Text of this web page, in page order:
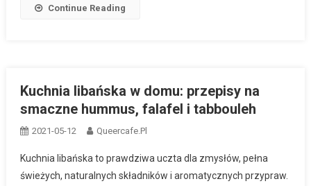
Continue Reading
Kuchnia libańska w domu: przepisy na
smaczne hummus, falafel i tabbouleh
2021-05-12 Queercafe.pl
Kuchnia libańska to prawdziwa uczta dla zmysłów, pełna
świeżych, naturalnych składników i aromatycznych przypraw.